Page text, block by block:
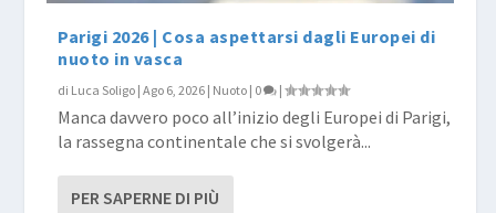
Parigi 2026 | Cosa aspettarsi dagli Europei di
nuoto in vasca
di Luca Soligo |Ago 6, 2026 | Nuoto | 0 |
Manca davvero poco all’inizio degli Europei di Parigi,
la rassegna continentale che si svolgerà...
PER SAPERNE DI PIÙ